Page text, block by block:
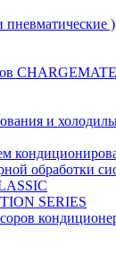
пневматические )
и
обработки
SERIES